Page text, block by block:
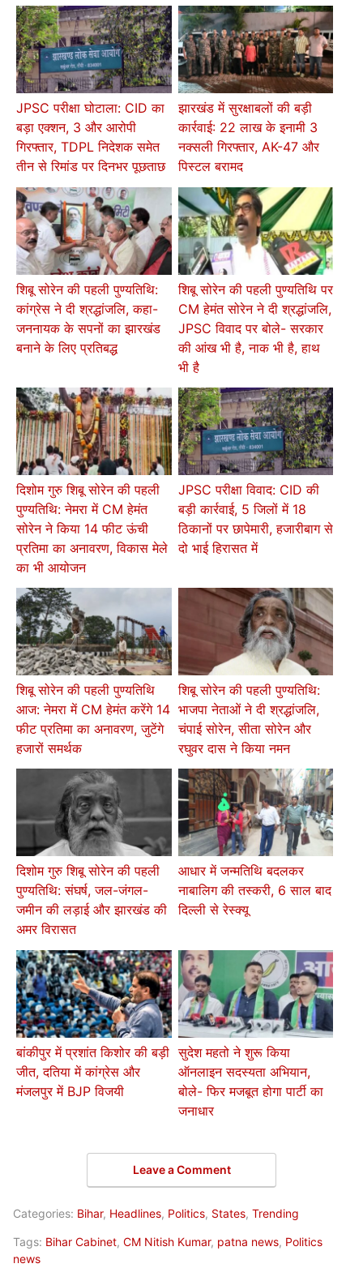
JPSC परीक्षा घोटाला: CID का
बड़ा एक्शन, 3 और आरोपी
गिरफ्तार, TDPL निदेशक समेत
तीन से रिमांड पर दिनभर पूछताछ
झारखंड में सुरक्षाबलों की बड़ी
कार्रवाई: 22 लाख के इनामी 3
नक्सली गिरफ्तार, AK-47 और
पिस्टल बरामद
शिबू सोरेन की पहली पुण्यतिथि:
कांग्रेस ने दी श्रद्धांजलि, कहा-
जननायक के सपनों का झारखंड
बनाने के लिए प्रतिबद्ध
शिबू सोरेन की पहली पुण्यतिथि पर
CM हेमंत सोरेन ने दी श्रद्धांजलि,
JPSC विवाद पर बोले- सरकार
की आंख भी है, नाक भी है, हाथ
भी है
दिशोम गुरु शिबू सोरेन की पहली
पुण्यतिथि: नेमरा में CM हेमंत
सोरेन ने किया 14 फीट ऊंची
प्रतिमा का अनावरण, विकास मेले
का भी आयोजन
JPSC परीक्षा विवाद: CID की
बड़ी कार्रवाई, 5 जिलों में 18
ठिकानों पर छापेमारी, हजारीबाग से
दो भाई हिरासत में
शिबू सोरेन की पहली पुण्यतिथि
आज: नेमरा में CM हेमंत करेंगे 14
फीट प्रतिमा का अनावरण, जुटेंगे
हजारों समर्थक
शिबू सोरेन की पहली पुण्यतिथि:
भाजपा नेताओं ने दी श्रद्धांजलि,
चंपाई सोरेन, सीता सोरेन और
रघुवर दास ने किया नमन
दिशोम गुरु शिबू सोरेन की पहली
पुण्यतिथि: संघर्ष, जल-जंगल-
जमीन की लड़ाई और झारखंड की
अमर विरासत
आधार में जन्मतिथि बदलकर
नाबालिग की तस्करी, 6 साल बाद
दिल्ली से रेस्क्यू
बांकीपुर में प्रशांत किशोर की बड़ी
जीत, दतिया में कांग्रेस और
मंजलपुर में BJP विजयी
सुदेश महतो ने शुरू किया
ऑनलाइन सदस्यता अभियान,
बोले- फिर मजबूत होगा पार्टी का
जनाधार
Leave a Comment
Categories: Bihar, Headlines, Politics, States, Trending
Tags: Bihar Cabinet, CM Nitish Kumar, patna news, Politics
news